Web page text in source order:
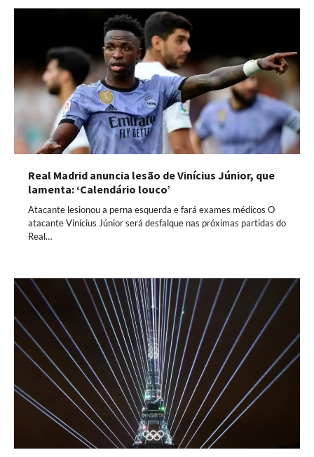
Real Madrid anuncia lesão de Vinícius Júnior, que
lamenta: ‘Calendário louco’
Atacante lesionou a perna esquerda e fará exames médicos O
atacante Vinícius Júnior será desfalque nas próximas partidas do
Real…